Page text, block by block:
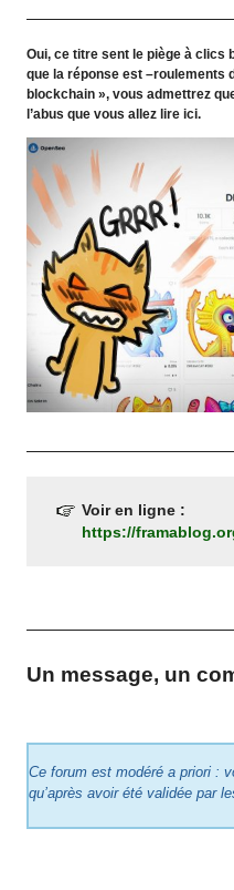
Oui, ce titre sent le piège à clics
que la réponse est –roulements
blockchain », vous admettrez
l’abus que vous allez lire ici.
Voir en ligne :
https://
Un message, un
Ce forum est modéré a priori :
qu’après avoir été validée par